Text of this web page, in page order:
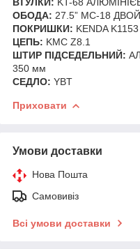
ОБОДА: 27.5” MС-18
ПОКРИШКИ: KENDA
ЦЕПЬ: KMC Z8.1
ШТИР ПІДСЕДЕЛЬНИЙ:
350 мм
CЕДЛО: YBT
Приховати
Умови доставки
Нова Пошта
Самовивіз
Всі умови доставки